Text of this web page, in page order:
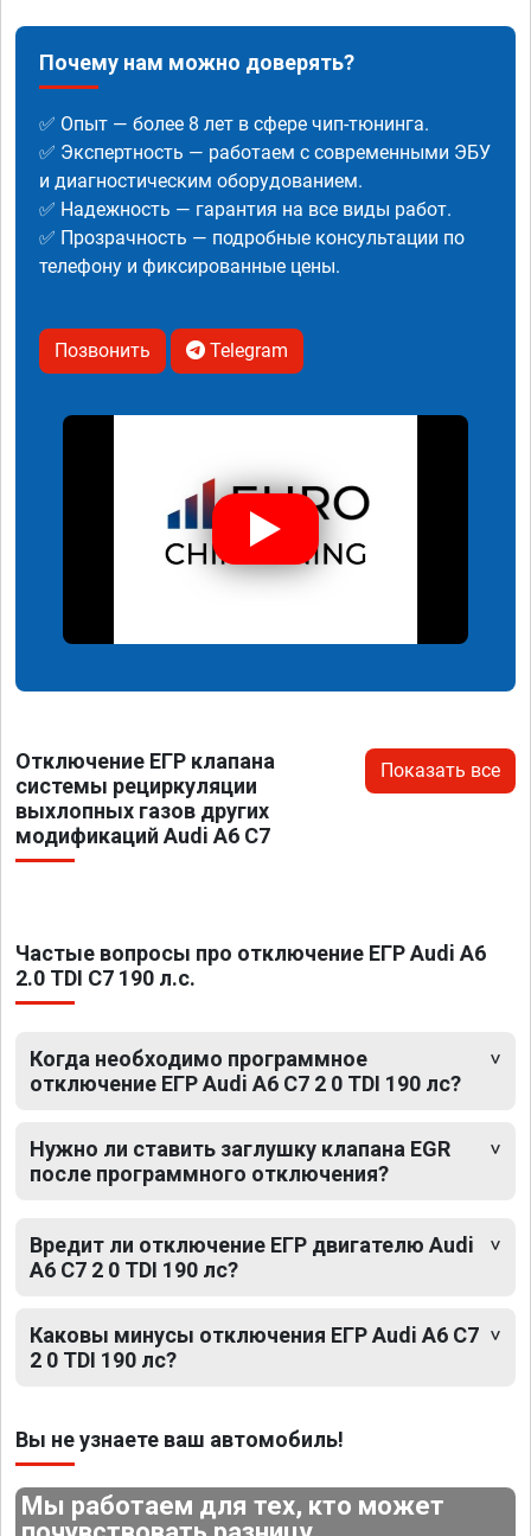
Почему нам можно доверять?
✅ Опыт — более 8 лет в сфере чип-тюнинга.
✅ Экспертность — работаем с современными ЭБУ
и диагностическим оборудованием.
✅ Надежность — гарантия на все виды работ.
✅ Прозрачность — подробные консультации по
телефону и фиксированные цены.
Позвонить Telegram
Отключение ЕГР клапана
системы рециркуляции
выхлопных газов других
модификаций Audi A6 C7
Показать все
Частые вопросы про отключение ЕГР Audi A6
2.0 TDI C7 190 л.с.
Когда необходимо программное
отключение ЕГР Audi A6 C7 2 0 TDI 190 лс?
Нужно ли ставить заглушку клапана EGR
после программного отключения?
Вредит ли отключение ЕГР двигателю Audi
A6 C7 2 0 TDI 190 лс?
Каковы минусы отключения ЕГР Audi A6 C7
2 0 TDI 190 лс?
Вы не узнаете ваш автомобиль!
Мы работаем для тех, кто может